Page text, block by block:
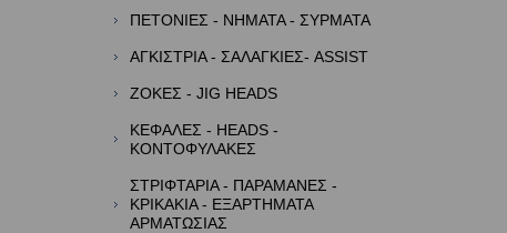
ΠΕΤΟΝΙΕΣ - ΝΗΜΑΤΑ - ΣΥΡΜΑΤΑ
ΑΓΚΙΣΤΡΙΑ - ΣΑΛΑΓΚΙΕΣ- ASSIST
ΖΟΚΕΣ - JIG HEADS
ΚΕΦΑΛΕΣ - HEADS -
ΚΟΝΤΟΦΥΛΑΚΕΣ
ΣΤΡΙΦΤΑΡΙΑ - ΠΑΡΑΜΑΝΕΣ -
ΚΡΙΚΑΚΙΑ - ΕΞΑΡΤΗΜΑΤΑ
ΑΡΜΑΤΩΣΙΑΣ